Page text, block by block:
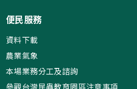
便民服務
資料下載
農業氣象
本場業務分工及諮詢
參觀台灣昆蟲教育園區注意事項